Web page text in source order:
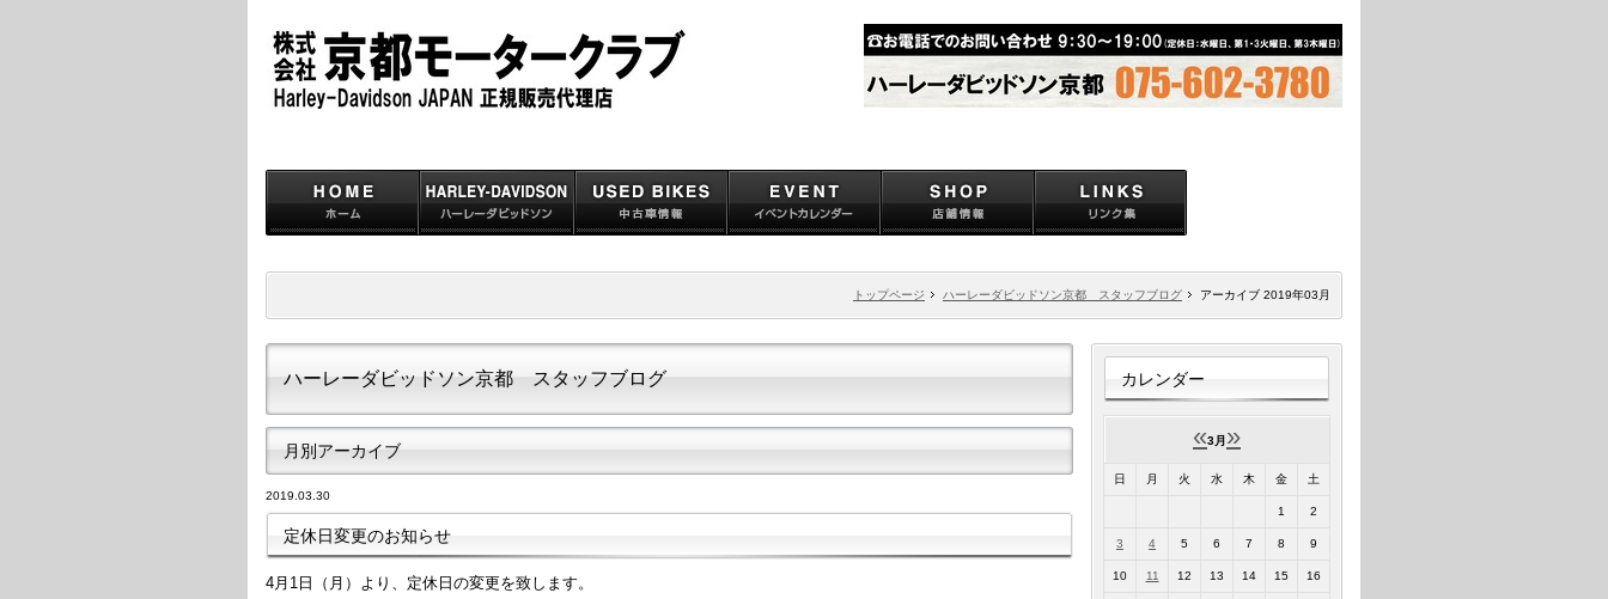
トップページ ハーレーダビッドソン京都 スタッフブログ アーカイブ 2019年03月
ハーレーダビッドソン京都 スタッフブログ
月別アーカイブ
2019.03.30
定休日変更のお知らせ
4月1日（月）より、定休日の変更を致します。
カレンダー
«3月 »
日 月 火 水 木 金 土
1 2
3 4 5 6 7 8 9
10 11 12 13 14 15 16